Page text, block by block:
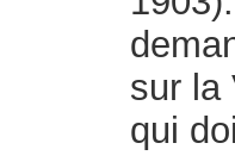
sur la
qui